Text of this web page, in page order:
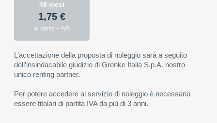
48 mesi
1,75 €
al mese + IVA
L’accettazione della proposta di noleggio sarà a seguito
dell’insindacabile giudizio di Grenke Italia S.p.A. nostro
unico renting partner.
Per potere accedere al servizio di noleggio è necessario
essere titolari di partita IVA da più di 3 anni.